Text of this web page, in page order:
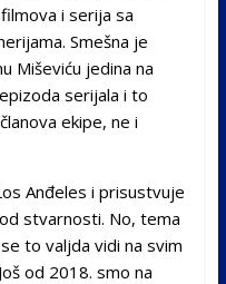
i serija sa
Smešna je
Miševiću jedina na
serijala i to
ekipe, ne i
Anđeles i prisustvuje
stvarnosti. No, tema
to valjda vidi na svim
od 2018. smo na